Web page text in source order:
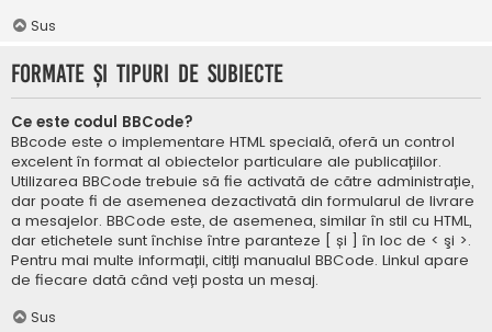
Sus
Formate și tipuri de subiecte
Ce este codul BBCode?
BBcode este o implementare HTML specială, oferă un control
excelent în format al obiectelor particulare ale publicațiilor.
Utilizarea BBCode trebuie să fie activată de către administrație,
dar poate fi de asemenea dezactivată din formularul de livrare
a mesajelor. BBCode este, de asemenea, similar în stil cu HTML,
dar etichetele sunt închise între paranteze [ și ] în loc de < şi >.
Pentru mai multe informații, citiți manualul BBCode. Linkul apare
de fiecare dată când veți posta un mesaj.
Sus